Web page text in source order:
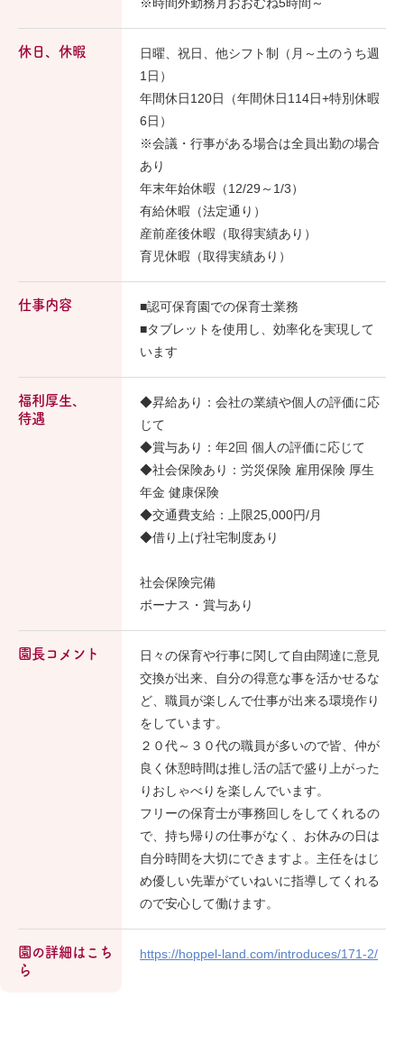
※時間外勤務月おおむね5時間～
休日、休暇
日曜、祝日、他シフト制（月～土のうち週
1日）
年間休日120日（年間休日114日+特別休暇
6日）
※会議・行事がある場合は全員出勤の場合
あり
年末年始休暇（12/29～1/3）
有給休暇（法定通り）
産前産後休暇（取得実績あり）
育児休暇（取得実績あり）
仕事内容
■認可保育園での保育士業務
■タブレットを使用し、効率化を実現して
います
福利厚生、
待遇
◆昇給あり：会社の業績や個人の評価に応
じて
◆賞与あり：年2回 個人の評価に応じて
◆社会保険あり：労災保険 雇用保険 厚生
年金 健康保険
◆交通費支給：上限25,000円/月
◆借り上げ社宅制度あり
社会保険完備
ボーナス・賞与あり
園長コメント
日々の保育や行事に関して自由闊達に意見
交換が出来、自分の得意な事を活かせるな
ど、職員が楽しんで仕事が出来る環境作り
をしています。
２０代～３０代の職員が多いので皆、仲が
良く休憩時間は推し活の話で盛り上がった
りおしゃべりを楽しんでいます。
フリーの保育士が事務回しをしてくれるの
で、持ち帰りの仕事がなく、お休みの日は
自分時間を大切にできますよ。主任をはじ
め優しい先輩がていねいに指導してくれる
ので安心して働けます。
園の詳細はこち
ら
https://hoppel-land.com/introduces/171-2/